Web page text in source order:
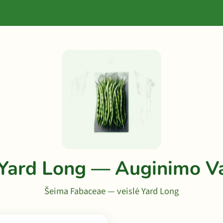
Long — Auginimo
Šeima Fabaceae — veislė Yard Long